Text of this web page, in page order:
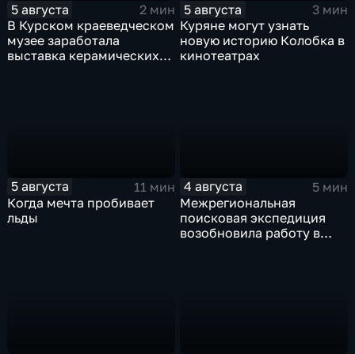
5 августа
2 мин
В Курском краеведческом
музее заработала
выставка керамических
5 августа
3 мин
Куряне могут узнать
новую историю Колобка в
кинотеатрах
5 августа
11 мин
Когда мечта пробивает
льды
4 августа
5 мин
Межрегиональная
поисковая экспедиция
возобновила работу в